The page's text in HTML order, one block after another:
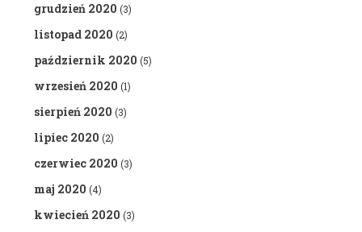
grudzień 2020 (3)
listopad 2020 (2)
październik 2020 (5)
wrzesień 2020 (1)
sierpień 2020 (3)
lipiec 2020 (2)
czerwiec 2020 (3)
maj 2020 (4)
kwiecień 2020 (3)